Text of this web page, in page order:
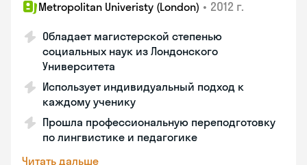
Metropolitan Univeristy (London) • 2012 г.
Обладает магистерской степенью
социальных наук из Лондонского
Университета
Использует индивидуальный подход к
каждому ученику
Прошла профессиональную переподготовку
по лингвистике и педагогике
Читать дальше